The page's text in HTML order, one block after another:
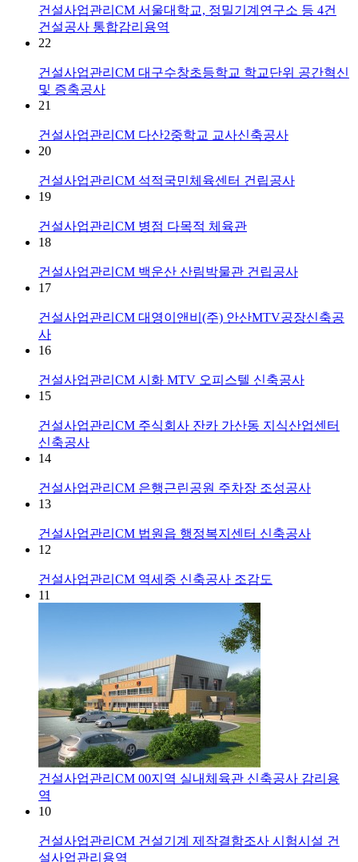
건설사업관리CM 서울대학교, 정밀기계연구소 등 4건
건설공사 통합감리용역
22
건설사업관리CM 대구수창초등학교 학교단위 공간혁신
및 증축공사
21
건설사업관리CM 다산2중학교 교사신축공사
20
건설사업관리CM 석적국민체육센터 건립공사
19
건설사업관리CM 병점 다목적 체육관
18
건설사업관리CM 백운산 산림박물관 건립공사
17
건설사업관리CM 대영이앤비(주) 안산MTV공장신축공
사
16
건설사업관리CM 시화 MTV 오피스텔 신축공사
15
건설사업관리CM 주식회사 잔카 가산동 지식산업센터
신축공사
14
건설사업관리CM 은행근린공원 주차장 조성공사
13
건설사업관리CM 법원읍 행정복지센터 신축공사
12
건설사업관리CM 역세중 신축공사 조감도
11
건설사업관리CM 00지역 실내체육관 신축공사 감리용
역
10
건설사업관리CM 건설기계 제작결함조사 시험시설 건
설사업관리용역